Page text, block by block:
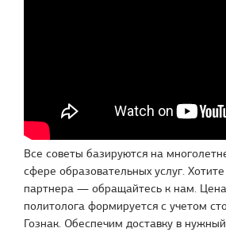
Все советы базируются на
сфере образовательных услуг.
партнера — обращайтесь к нам.
политолога формируется с учетом
Гознак. Обеспечим доставку в